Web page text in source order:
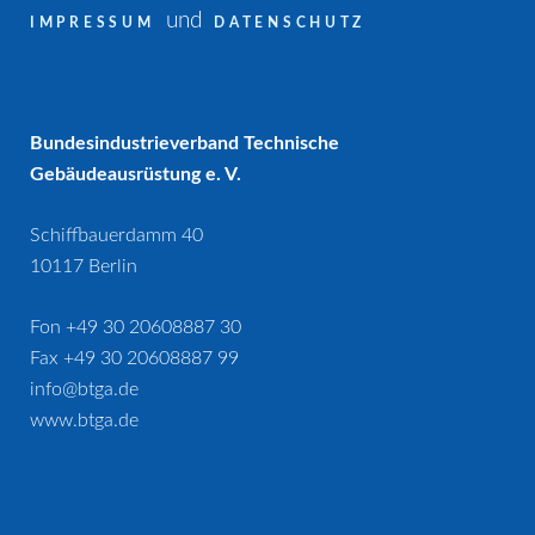
IMPRESSUM und DATENSCHUTZ
Bundesindustrieverband Technische
Gebäudeausrüstung e. V.
Schiffbauerdamm 40
10117 Berlin
Fon +49 30 20608887 30
Fax +49 30 20608887 99
info@btga.de
www.btga.de